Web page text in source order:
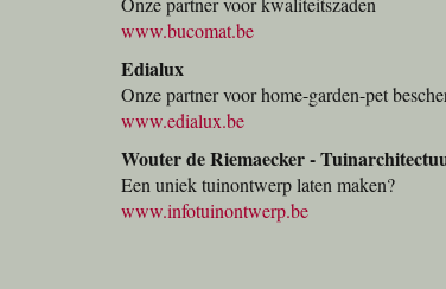
www.bucomat.be
Edialux
Onze partner voor home-garden-pet
www.edialux.be
Wouter de Riemaecker -
Een uniek tuinontwerp laten maken?
www.infotuinontwerp.be